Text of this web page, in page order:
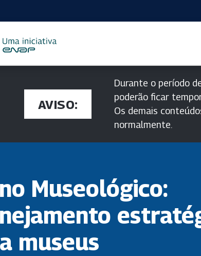
AVISO:
Durante o período
poderão ficar
Os demais
normalmente.
Museológico:
museus